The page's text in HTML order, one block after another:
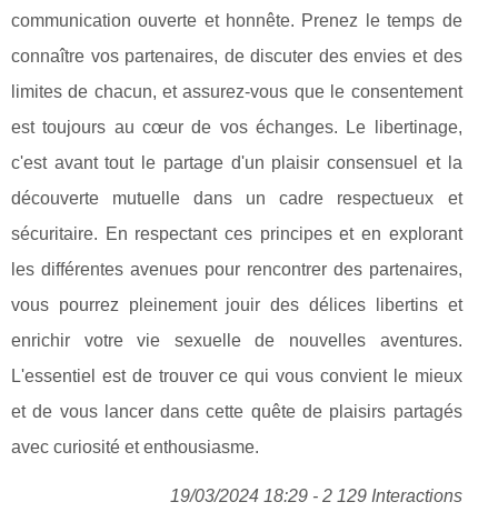
communication ouverte et honnête. Prenez le temps de
connaître vos partenaires, de discuter des envies et des
limites de chacun, et assurez-vous que le consentement
est toujours au cœur de vos échanges. Le libertinage,
c'est avant tout le partage d'un plaisir consensuel et la
découverte mutuelle dans un cadre respectueux et
sécuritaire. En respectant ces principes et en explorant
les différentes avenues pour rencontrer des partenaires,
vous pourrez pleinement jouir des délices libertins et
enrichir votre vie sexuelle de nouvelles aventures.
L'essentiel est de trouver ce qui vous convient le mieux
et de vous lancer dans cette quête de plaisirs partagés
avec curiosité et enthousiasme.
19/03/2024 18:29 - 2 129 Interactions